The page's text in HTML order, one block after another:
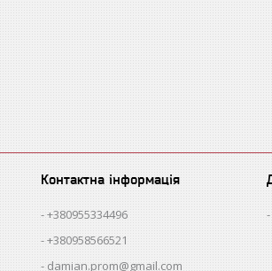
Контактна інформація
+380955334496
+380958566521
damian.prom@gmail.com